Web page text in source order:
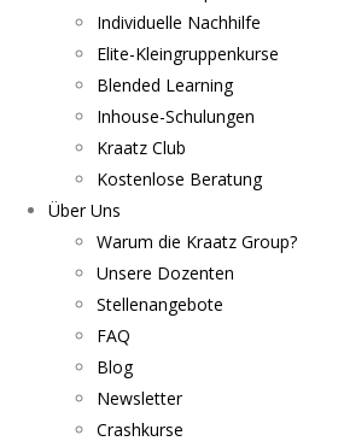
Individuelle Nachhilfe
Elite-Kleingruppenkurse
Blended Learning
Inhouse-Schulungen
Kraatz Club
Kostenlose Beratung
Über Uns
Warum die Kraatz Group?
Unsere Dozenten
Stellenangebote
FAQ
Blog
Newsletter
Crashkurse